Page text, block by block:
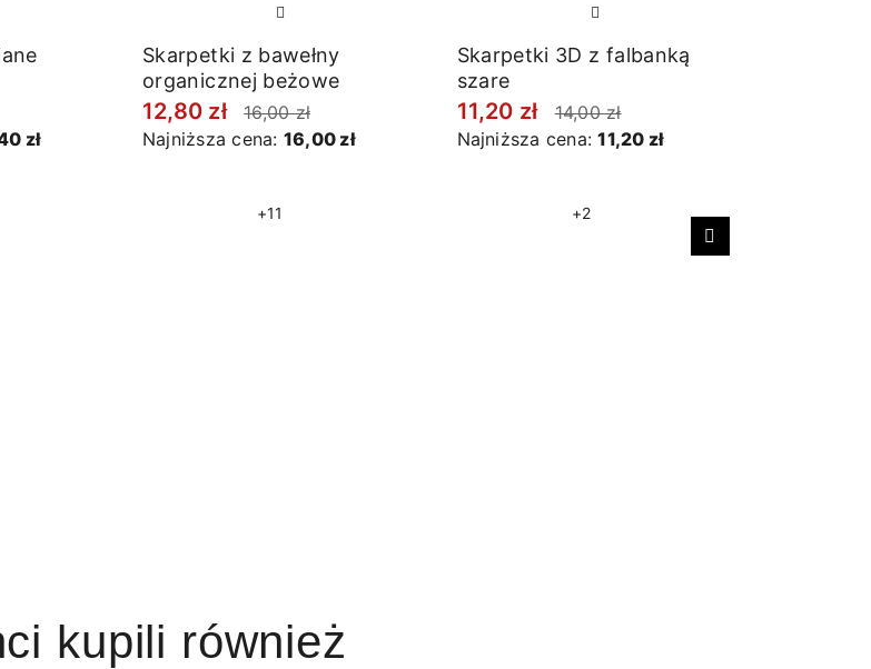
zł
Skarpetki z bawełny
organicznej beżowe
12,80 zł
16,00 zł
Najniższa cena: 16,00 zł
+11
Skarpetki 3D z falbanką
szare
11,20 zł
14,00 zł
Najniższa cena:11,20 zł
+2
Następny
kupili również